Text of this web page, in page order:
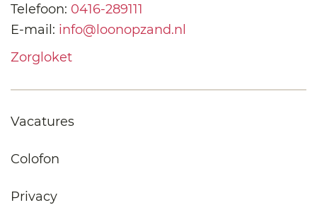
Telefoon: 0416-289111
E-mail: info@loonopzand.nl
Zorgloket
Vacatures
Colofon
Privacy